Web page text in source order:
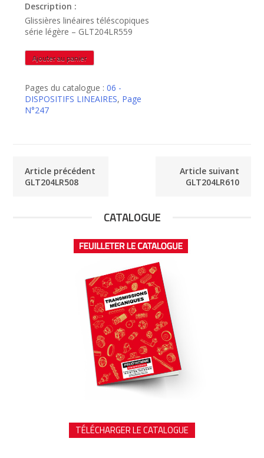
Description :
Glissières linéaires téléscopiques
série légère – GLT204LR559
quantité
de
Ajouter au panier
Pages du catalogue :06 -
DISPOSITIFS LINEAIRES, Page
N°247
Article précédent
GLT204LR508
Article suivant
GLT204LR610
CATALOGUE
TÉLÉCHARGER LE CATALOGUE